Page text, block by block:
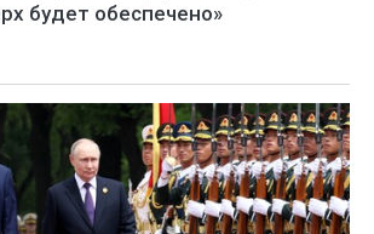
будет обеспечено»